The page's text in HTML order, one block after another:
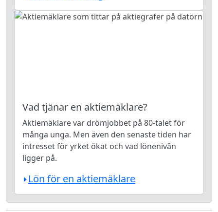
Vad tjänar en aktiemäklare?
Aktiemäklare var drömjobbet på 80-talet för
många unga. Men även den senaste tiden har
intresset för yrket ökat och vad lönenivån
ligger på.
Lön för en aktiemäklare